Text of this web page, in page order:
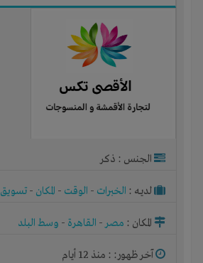
الجنس : ذكر
لديـه : الخبرات - الوقت - المكان - تسويق
المكان : مصر- القاهرة - وسط البلد
آخر ظهور: : منذ 12 أيام